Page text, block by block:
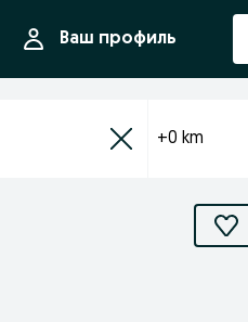
Ваш профиль
+0 km